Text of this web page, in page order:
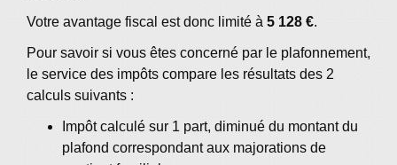
Votre avantage fiscal est donc limité à 5 128 €.
Pour savoir si vous êtes concerné par le plafonnement,
le service des impôts compare les résultats des 2
calculs suivants :
Impôt calculé sur 1 part, diminué du montant du
plafond correspondant aux majorations de